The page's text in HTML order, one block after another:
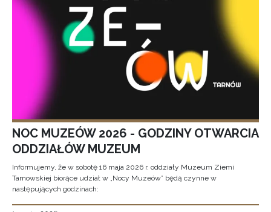
NOC MUZEÓW 2026 - GODZINY OTWARCIA
ODDZIAŁÓW MUZEUM
Informujemy, że w sobotę 16 maja 2026 r. oddziały Muzeum Ziemi
Tarnowskiej biorące udział w „Nocy Muzeów” będą czynne w
następujących godzinach: